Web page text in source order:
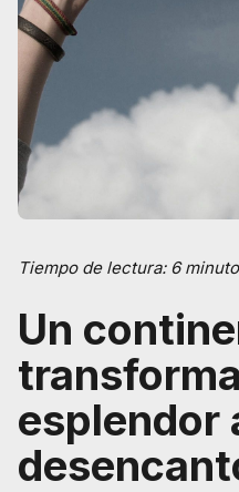
Tiempo de lectura: 6
Un
esplendor